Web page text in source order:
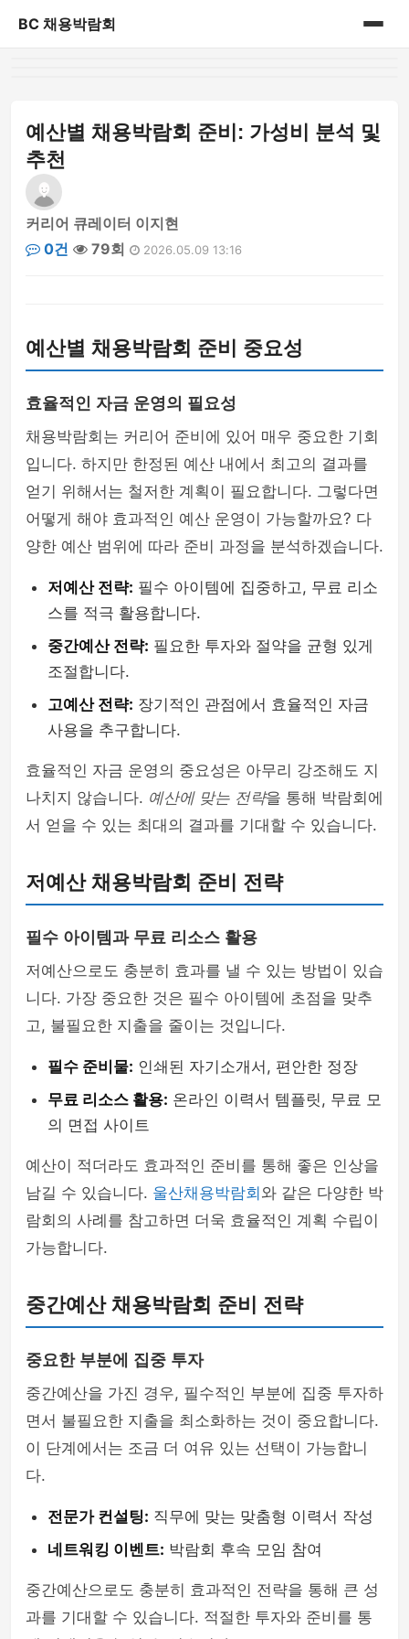
BC 채용박람회
예산별 채용박람회 준비: 가성비 분석 및
추천
커리어 큐레이터 이지현
0건
79회 2026.05.09 13:16
예산별 채용박람회 준비 중요성
효율적인 자금 운영의 필요성
채용박람회는 커리어 준비에 있어 매우 중요한 기회
입니다. 하지만 한정된 예산 내에서 최고의 결과를
얻기 위해서는 철저한 계획이 필요합니다. 그렇다면
어떻게 해야 효과적인 예산 운영이 가능할까요? 다
양한 예산 범위에 따라 준비 과정을 분석하겠습니다.
저예산 전략: 필수 아이템에 집중하고, 무료 리소
스를 적극 활용합니다.
중간예산 전략: 필요한 투자와 절약을 균형 있게
조절합니다.
고예산 전략: 장기적인 관점에서 효율적인 자금
사용을 추구합니다.
효율적인 자금 운영의 중요성은 아무리 강조해도 지
나치지 않습니다. 예산에 맞는 전략을 통해 박람회에
서 얻을 수 있는 최대의 결과를 기대할 수 있습니다.
저예산 채용박람회 준비 전략
필수 아이템과 무료 리소스 활용
저예산으로도 충분히 효과를 낼 수 있는 방법이 있습
니다. 가장 중요한 것은 필수 아이템에 초점을 맞추
고, 불필요한 지출을 줄이는 것입니다.
필수 준비물: 인쇄된 자기소개서, 편안한 정장
무료 리소스 활용: 온라인 이력서 템플릿, 무료 모
의 면접 사이트
예산이 적더라도 효과적인 준비를 통해 좋은 인상을
남길 수 있습니다. 울산채용박람회 와 같은 다양한 박
람회의 사례를 참고하면 더욱 효율적인 계획 수립이
가능합니다.
중간예산 채용박람회 준비 전략
중요한 부분에 집중 투자
중간예산을 가진 경우, 필수적인 부분에 집중 투자하
면서 불필요한 지출을 최소화하는 것이 중요합니다.
이 단계에서는 조금 더 여유 있는 선택이 가능합니
다.
전문가 컨설팅: 직무에 맞는 맞춤형 이력서 작성
네트워킹 이벤트: 박람회 후속 모임 참여
중간예산으로도 충분히 효과적인 전략을 통해 큰 성
과를 기대할 수 있습니다. 적절한 투자와 준비를 통